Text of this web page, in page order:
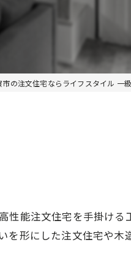
新築
商業建築
ガレージ
市の注文住宅ならライフスタイル 一
能注文住宅を手掛ける
を形にした注文住宅や木